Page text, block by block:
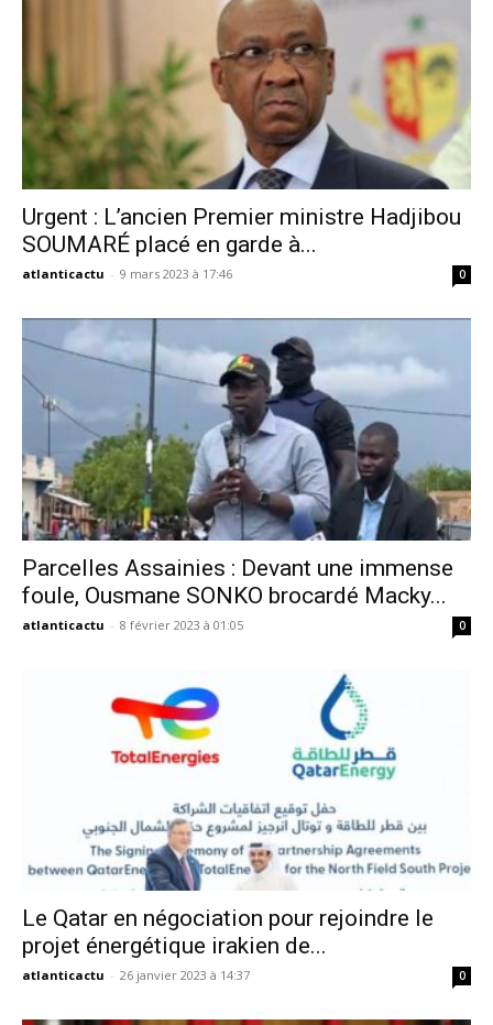
Urgent : L’ancien Premier ministre Hadjibou
SOUMARÉ placé en garde à...
atlanticactu - 9 mars 2023 à 17:46 0
Parcelles Assainies : Devant une immense
foule, Ousmane SONKO brocardé Macky...
atlanticactu - 8 février 2023 à 01:05 0
Le Qatar en négociation pour rejoindre le
projet énergétique irakien de...
atlanticactu - 26 janvier 2023 à 14:37 0